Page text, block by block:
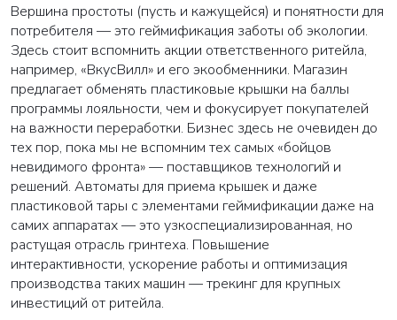
Вершина простоты (пусть и кажущейся) и понятности для
потребителя — это геймификация заботы об экологии.
Здесь стоит вспомнить акции ответственного ритейла,
например, «ВкусВилл» и его экообменники. Магазин
предлагает обменять пластиковые крышки на баллы
программы лояльности, чем и фокусирует покупателей
на важности переработки. Бизнес здесь не очевиден до
тех пор, пока мы не вспомним тех самых «бойцов
невидимого фронта» — поставщиков технологий и
решений. Автоматы для приема крышек и даже
пластиковой тары с элементами геймификации даже на
самих аппаратах — это узкоспециализированная, но
растущая отрасль гринтеха. Повышение
интерактивности, ускорение работы и оптимизация
производства таких машин — трекинг для крупных
инвестиций от ритейла.